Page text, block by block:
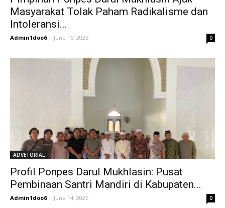
Masyarakat Tolak Paham Radikalisme dan
Intoleransi...
Admin1doo6 - June 16, 2025 0
ADVETORIAL
Profil Ponpes Darul Mukhlasin: Pusat
Pembinaan Santri Mandiri di Kabupaten...
Admin1doo6 - June 14, 2025 0